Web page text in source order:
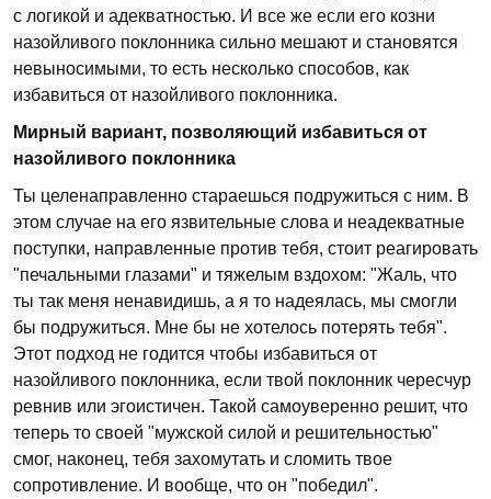
с логикой и адекватностью. И все же если его козни
назойливого поклонника сильно мешают и становятся
невыносимыми, то есть несколько способов, как
избавиться от назойливого поклонника.
Мирный вариант, позволяющий избавиться от
назойливого поклонника
Ты целенаправленно стараешься подружиться с ним. В
этом случае на его язвительные слова и неадекватные
поступки, направленные против тебя, стоит реагировать
"печальными глазами" и тяжелым вздохом: "Жаль, что
ты так меня ненавидишь, а я то надеялась, мы смогли
бы подружиться. Мне бы не хотелось потерять тебя".
Этот подход не годится чтобы избавиться от
назойливого поклонника, если твой поклонник чересчур
ревнив или эгоистичен. Такой самоуверенно решит, что
теперь то своей "мужской силой и решительностью"
смог, наконец, тебя захомутать и сломить твое
сопротивление. И вообще, что он "победил".